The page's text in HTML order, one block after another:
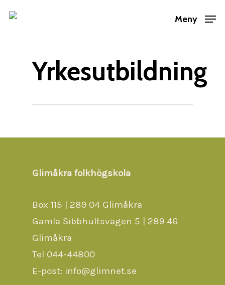
Meny
Yrkesutbildning
Glimåkra folkhögskola
Box 115 | 289 04 Glimåkra
Gamla Sibbhultsvägen 5 | 289 46
Glimåkra
Tel 044-44800
E-post: info@glimnet.se